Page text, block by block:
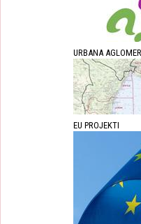
URBANA
EU PROJEKTI